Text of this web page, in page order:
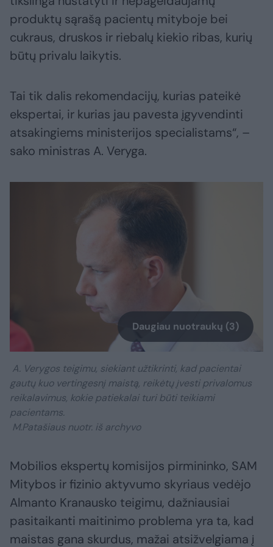
produktų sąrašą pacientų mityboje bei
cukraus, druskos ir riebalų kiekio ribas, kurių
būtų privalu laikytis.
Tai tik dalis rekomendacijų, kurias pateikė
ekspertai, ir kurias jau pavesta įgyvendinti
atsakingiems ministerijos specialistams“, –
sako ministras A. Veryga.
Daugiau nuotraukų (3)
A. Verygos teigimu, siekiant užtikrinti, kad pacientai
gautų kuo vertingesnį maistą, reikėtų įvesti privalomus
reikalavimus, kokie patiekalai turi būti teikiami
pacientams.
M.Patašiaus nuotr. iš archyvo
Mobilios ekspertų komisijos pirmininko, SAM
Mitybos ir fizinio aktyvumo skyriaus vedėjo
Almanto Kranausko teigimu, dažniausiai
pasitaikanti maitinimo problema yra ta, kad
maistas gana skurdus, mažai atsižvelgiama į